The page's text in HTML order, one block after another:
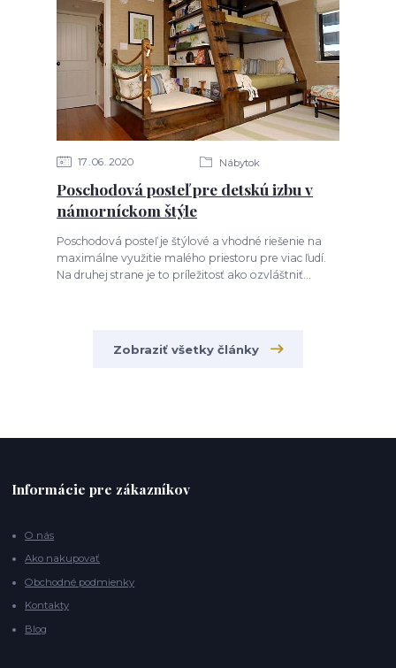
17 06 2020 Nábytok
Poschodová posteľ pre detskú izbu v
námorníckom štýle
Poschodová posteľ je štýlové a vhodné riešenie na
maximálne využitie malého priestoru pre viac ľudí.
Na druhej strane je to príležitosť ako ozvláštniť...
Zobraziť všetky články
Informácie pre zákazníkov
O nás
Ako nakupovať
Obchodné podmienky
Kontakty
Blog